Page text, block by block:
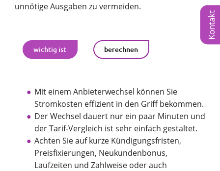
unnötige Ausgaben zu vermeiden.
wichtig ist berechnen
Mit einem Anbieterwechsel können Sie
Stromkosten effizient in den Griff bekommen.
Der Wechsel dauert nur ein paar Minuten und
der Tarif-Vergleich ist sehr einfach gestaltet.
Achten Sie auf kurze Kündigungsfristen,
Preisfixierungen, Neukundenbonus,
Laufzeiten und Zahlweise oder auch
Kontakt